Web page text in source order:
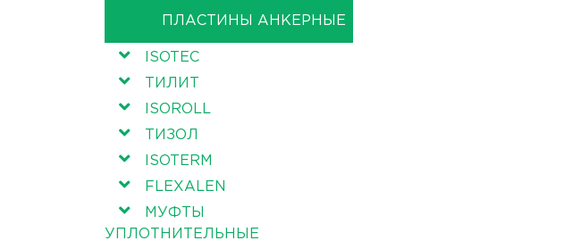
ПЛАСТИНЫ АНКЕРНЫЕ
ISOTEC
ТИЛИТ
ISOROLL
ТИЗОЛ
ISOTERM
FLEXALEN
МУФТЫ
УПЛОТНИТЕЛЬНЫЕ